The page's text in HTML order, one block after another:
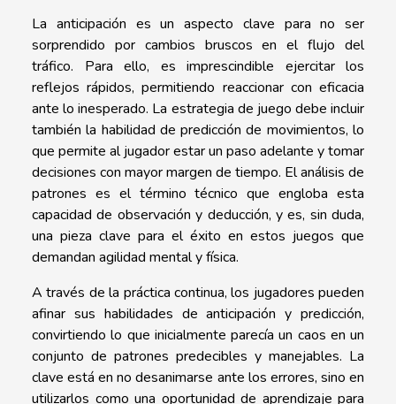
La anticipación es un aspecto clave para no ser
sorprendido por cambios bruscos en el flujo del
tráfico. Para ello, es imprescindible ejercitar los
reflejos rápidos, permitiendo reaccionar con eficacia
ante lo inesperado. La estrategia de juego debe incluir
también la habilidad de predicción de movimientos, lo
que permite al jugador estar un paso adelante y tomar
decisiones con mayor margen de tiempo. El análisis de
patrones es el término técnico que engloba esta
capacidad de observación y deducción, y es, sin duda,
una pieza clave para el éxito en estos juegos que
demandan agilidad mental y física.
A través de la práctica continua, los jugadores pueden
afinar sus habilidades de anticipación y predicción,
convirtiendo lo que inicialmente parecía un caos en un
conjunto de patrones predecibles y manejables. La
clave está en no desanimarse ante los errores, sino en
utilizarlos como una oportunidad de aprendizaje para